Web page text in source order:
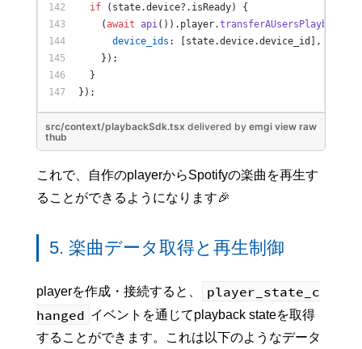
if (state.device?. isReady) {
    (
await api ()). player.transferAUsersPlayback
device_ids : [state.device.device_id ],
    });
  }
});
view raw
src/context/playbackSdk.tsx delivered by emgi
thub
これで、自作のplayerからSpotifyの楽曲を再生す
ることができるようになります🎉
5. 楽曲データ取得と再生制御
playerを作成・接続すると、
player_state_c
hanged イベントを通じてplayback stateを取得
することができます。これは以下のようなデータ